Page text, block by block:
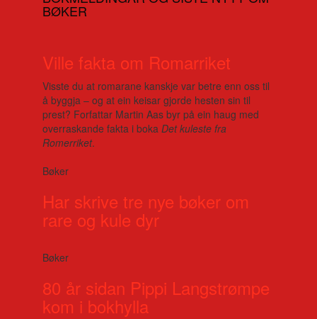
BØKER
Ville fakta om Romarriket
Visste du at romarane kanskje var betre enn oss til
å byggja – og at ein keisar gjorde hesten sin til
prest? Forfattar Martin Aas byr på ein haug med
overraskande fakta i boka Det kuleste fra
Romerriket.
Bøker
Har skrive tre nye bøker om
rare og kule dyr
Bøker
80 år sidan Pippi Langstrømpe
kom i bokhylla